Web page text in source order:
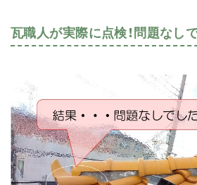
瓦職人が実際に点検！問題なし